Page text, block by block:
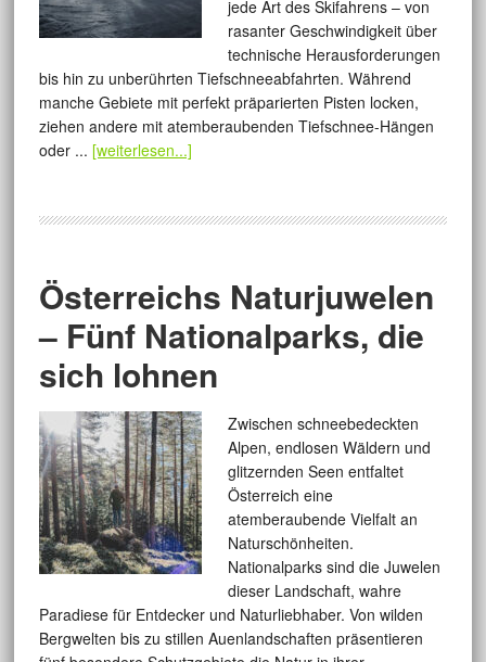
jede Art des Skifahrens – von
rasanter Geschwindigkeit über
technische Herausforderungen
bis hin zu unberührten Tiefschneeabfahrten. Während
manche Gebiete mit perfekt präparierten Pisten locken,
ziehen andere mit atemberaubenden Tiefschnee-Hängen
oder ... [weiterlesen...]
Österreichs Naturjuwelen
– Fünf Nationalparks, die
sich lohnen
Zwischen schneebedeckten
Alpen, endlosen Wäldern und
glitzernden Seen entfaltet
Österreich eine
atemberaubende Vielfalt an
Naturschönheiten.
Nationalparks sind die Juwelen
dieser Landschaft, wahre
Paradiese für Entdecker und Naturliebhaber. Von wilden
Bergwelten bis zu stillen Auenlandschaften präsentieren